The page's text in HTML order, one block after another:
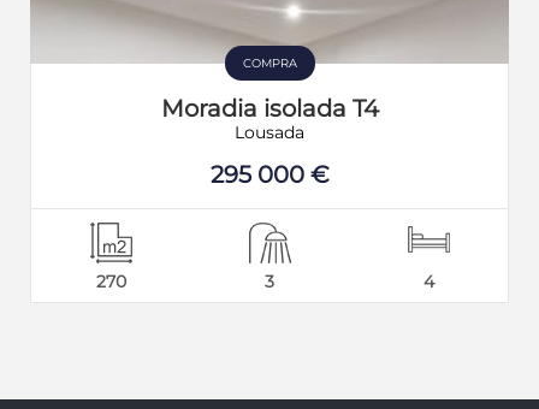
COMPRA
Moradia isolada T4
Lousada
295 000 €
270 3 4